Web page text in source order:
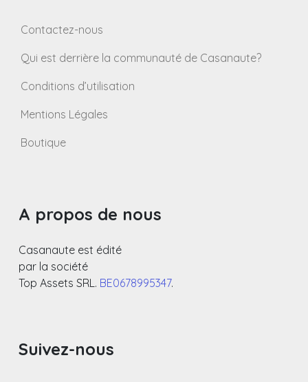
Contactez-nous
Qui est derrière la communauté de Casanaute?
Conditions d’utilisation
Mentions Légales
Boutique
A propos de nous
Casanaute est édité
par la société
Top Assets SRL. BE0678995347.
Suivez-nous